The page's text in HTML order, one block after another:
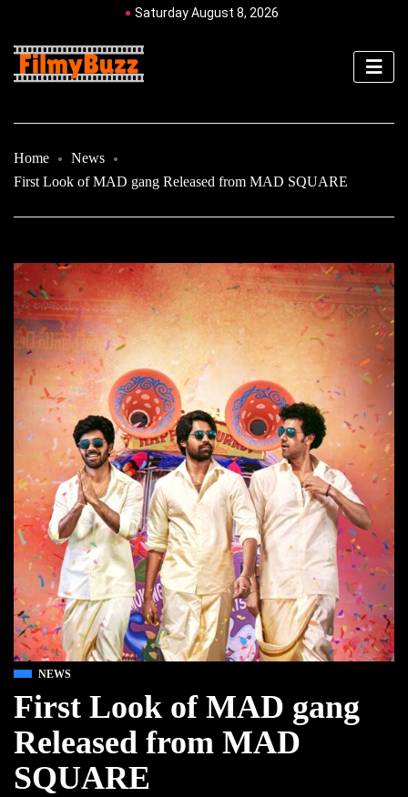
Saturday August 8, 2026
Home
News
First Look of MAD gang Released from MAD SQUARE
NEWS
First Look of MAD gang
Released from MAD
SQUARE